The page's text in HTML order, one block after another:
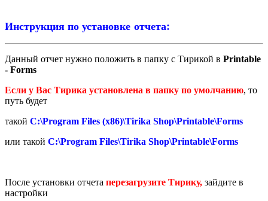
Инструкция по установке отчета:
Данный отчет нужно положить в папку с Тирикой в Printable
- Forms
Если у Вас Тирика установлена в папку по умолчанию, то
путь будет
такой C:\Program Files (x86)\Tirika Shop\Printable\Forms
или такой C:\Program Files\Tirika Shop\Printable\Forms
После установки отчета перезагрузите Тирику, зайдите в
настройки